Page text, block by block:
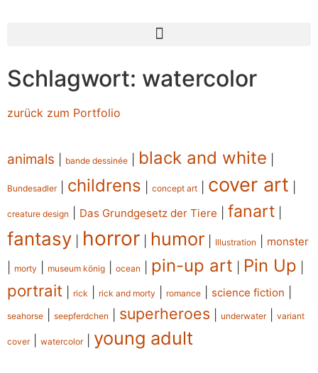
Schlagwort: watercolor
zurück zum Portfolio
animals bande dessinée black and white
Bundesadler| childrens concept art cover art
creature design Das Grundgesetz der Tiere fanart
fantasy horror humor Illustration monster
morty museum könig ocean pin-up art Pin Up
portrait rick rick and morty romance science fiction
seahorse seepferdchen superheroes underwater| variant
cover| watercolor| young adult